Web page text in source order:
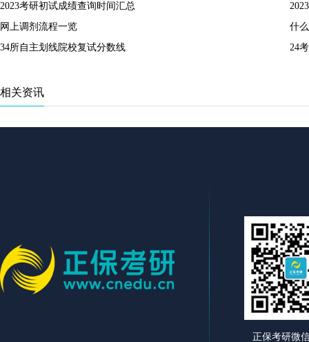
2023考研初试成绩查询时间汇总
网上调剂流程一览
什
34所自主划线院校复试分数线
24
相关资讯
正保考研微